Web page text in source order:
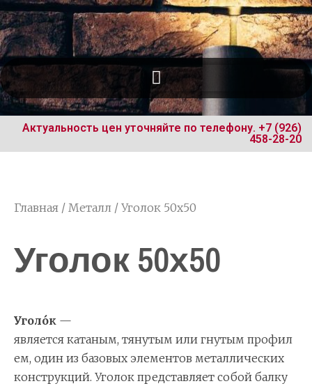
Актуальность цен уточняйте по телефону. +7 (926)
458-28-20
Главная / Металл / Уголок 50х50
Уголок 50х50
Уголо́к —
является катаным, тянутым или гнутым профил
ем, один из базовых элементов металлических
конструкций. Уголок представляет собой балку